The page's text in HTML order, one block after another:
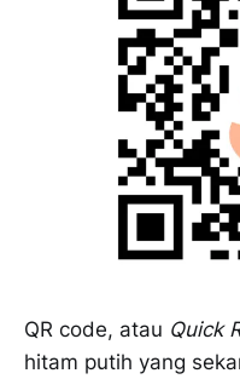
QR code, atau Quick
hitam putih yang